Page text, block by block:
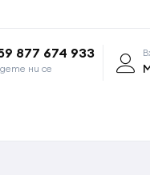
877 674 933
ни се